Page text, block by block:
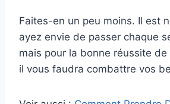
Faites-en un peu moins. Il est
ayez envie de passer chaque
mais pour la bonne réussite de
il vous faudra combattre vos